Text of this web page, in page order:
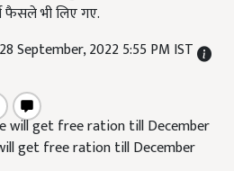
फैसले भी लिए गए.
September, 2022 5:55 PM IST
get free ration till December